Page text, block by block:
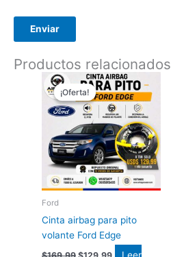
Productos relacionados
¡Oferta!
¡Oferta!
Ford
Cinta airbag para pito
volante Ford Edge
precio
original
era:
$169,99.
El
precio
actual
es:
$129,99.
Leer